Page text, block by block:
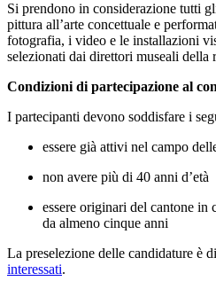
Si prendono in considerazione tutti
pittura all’arte concettuale e
fotografia, i video e le installazioni
selezionati dai direttori museali della
Condizioni di partecipazione al
I partecipanti devono soddisfare i
essere già attivi nel campo
non avere più di 40 anni d’età
essere originari del cantone
da almeno cinque anni
La preselezione delle candidature è
interessati.